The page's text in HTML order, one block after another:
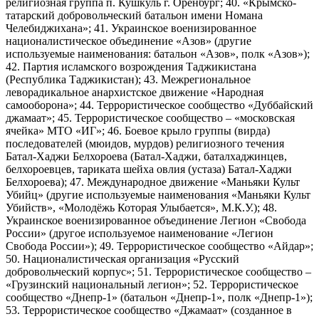
татарский добровольческий батальон имени Номана
Челебиджихана»; 41. Украинское военизированное
националистическое объединение «Азов» (другие
используемые наименования: батальон «Азов», полк «Азов»);
42. Партия исламского возрождения Таджикистана
(Республика Таджикистан); 43. Межрегиональное
леворадикальное анархистское движение «Народная
самооборона»; 44. Террористическое сообщество «Дуббайский
джамаат»; 45. Террористическое сообщество – «московская
ячейка» МТО «ИГ»; 46. Боевое крыло группы (вирда)
последователей (мюидов, мурдов) религиозного течения
Батал-Хаджи Белхороева (Батал-Хаджи, баталхаджинцев,
белхороевцев, тариката шейха овлия (устаза) Батал-Хаджи
Белхороева); 47. Международное движение «Маньяки Культ
Убийц» (другие используемые наименования «Маньяки Культ
Убийств», «Молодёжь Которая Улыбается», М.К.У.); 48.
Украинское военизированное объединение Легион «Свобода
России» (другое используемое наименование «Легион
Свобода России»); 49. Террористическое сообщество «Айдар»;
50. Националистическая организация «Русский
добровольческий корпус»; 51. Террористическое сообщество –
«Грузинский национальный легион»; 52. Террористическое
сообщество «Днепр-1» (батальон «Днепр-1», полк «Днепр-1»);
53. Террористическое сообщество «Джамаат» (созданное в